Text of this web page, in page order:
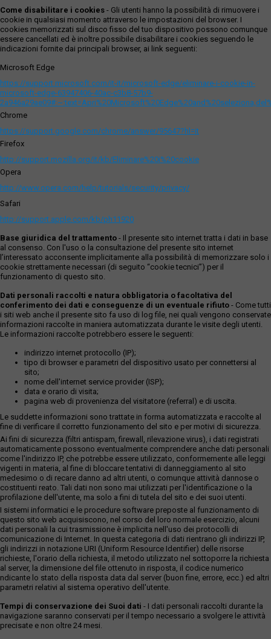
Come disabilitare i cookies - Gli utenti hanno la possibilità di rimuovere i
cookie in qualsiasi momento attraverso le impostazioni del browser. I
cookies memorizzati sul disco fisso del tuo dispositivo possono comunque
essere cancellati ed è inoltre possibile disabilitare i cookies seguendo le
indicazioni fornite dai principali browser, ai link seguenti:
Microsoft Edge
https://support.microsoft.com/it-it/microsoft-edge/eliminare-i-cookie-in-
microsoft-edge-63947406-40ac-c3b8-57b9-
Chrome
https://support.google.com/chrome/answer/95647?hl=it
Firefox
http://support.mozilla.org/it/kb/Eliminare%20i%20cookie
Opera
http://www.opera.com/help/tutorials/security/privacy/
Safari
http://support.apple.com/kb/ph11920
Base giuridica del trattamento - Il presente sito internet tratta i dati in base
al consenso. Con l'uso o la consultazione del presente sito internet
l’interessato acconsente implicitamente alla possibilità di memorizzare solo i
cookie strettamente necessari (di seguito “cookie tecnici”) per il
funzionamento di questo sito.
Dati personali raccolti e natura obbligatoria o facoltativa del
conferimento dei dati e conseguenze di un eventuale rifiuto - Come tutti
i siti web anche il presente sito fa uso di log file, nei quali vengono conservate
informazioni raccolte in maniera automatizzata durante le visite degli utenti.
Le informazioni raccolte potrebbero essere le seguenti:
indirizzo internet protocollo (IP);
tipo di browser e parametri del dispositivo usato per connettersi al
sito;
nome dell'internet service provider (ISP);
data e orario di visita;
pagina web di provenienza del visitatore (referral) e di uscita.
Le suddette informazioni sono trattate in forma automatizzata e raccolte al
fine di verificare il corretto funzionamento del sito e per motivi di sicurezza.
Ai fini di sicurezza (filtri antispam, firewall, rilevazione virus), i dati registrati
automaticamente possono eventualmente comprendere anche dati personali
come l'indirizzo IP, che potrebbe essere utilizzato, conformemente alle leggi
vigenti in materia, al fine di bloccare tentativi di danneggiamento al sito
medesimo o di recare danno ad altri utenti, o comunque attività dannose o
costituenti reato. Tali dati non sono mai utilizzati per l'identificazione o la
profilazione dell'utente, ma solo a fini di tutela del sito e dei suoi utenti.
I sistemi informatici e le procedure software preposte al funzionamento di
questo sito web acquisiscono, nel corso del loro normale esercizio, alcuni
dati personali la cui trasmissione è implicita nell'uso dei protocolli di
comunicazione di Internet. In questa categoria di dati rientrano gli indirizzi IP,
gli indirizzi in notazione URI (Uniform Resource Identifier) delle risorse
richieste, l'orario della richiesta, il metodo utilizzato nel sottoporre la richiesta
al server, la dimensione del file ottenuto in risposta, il codice numerico
ndicante lo stato della risposta data dal server (buon fine, errore, ecc.) ed altri
parametri relativi al sistema operativo dell'utente.
Tempi di conservazione dei Suoi dati - I dati personali raccolti durante la
navigazione saranno conservati per il tempo necessario a svolgere le attività
precisate e non oltre 24 mesi.